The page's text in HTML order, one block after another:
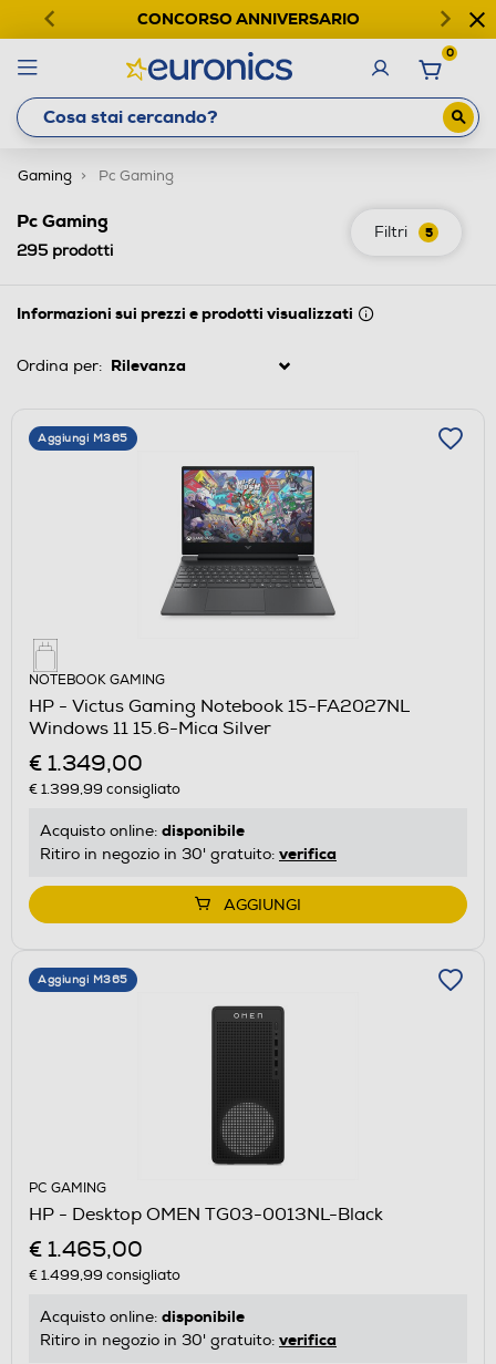
CONCORSO ANNIVERSARIO
0
Gaming Pc Gaming
Filtri 5
Pc Gaming
295 prodotti
Informazioni sui prezzi e prodotti visualizzati
Ordina per:
Aggiungi M365
NOTEBOOK GAMING
HP - Victus Gaming Notebook 15-FA2027NL
Windows 11 15.6-Mica Silver
€ 1.349,00
€ 1.399,99 consigliato
Acquisto online: disponibile
Ritiro in negozio in 30' gratuito: verifica
AGGIUNGI
Aggiungi M365
PC GAMING
HP - Desktop OMEN TG03-0013NL-Black
€ 1.465,00
€ 1.499,99 consigliato
Acquisto online: disponibile
Ritiro in negozio in 30' gratuito: verifica